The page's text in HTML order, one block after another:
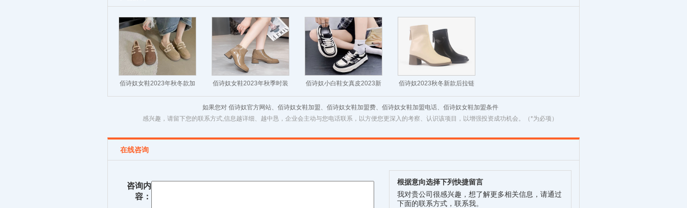
佰诗奴女鞋2023年秋冬款加
绒厚底保暖毛毛鞋时尚小皮
鞋
佰诗奴女鞋2023年秋季时装
靴漆皮时尚高跟粗跟单皮靴
子
佰诗奴小白鞋女真皮2023新
款秋休闲板鞋百搭厚底运动
鞋
佰诗奴2023秋冬新款后拉链
女靴时尚显瘦短筒靴潮流舒
适
如果您对 佰诗奴官方网站、佰诗奴女鞋加盟、佰诗奴女鞋加盟费、佰诗奴女鞋加盟电话、佰诗奴女鞋加盟条件
感兴趣，请留下您的联系方式,信息越详细、越中恳，企业会主动与您电话联系，以方便您更深入的考察、认识该项目，以增强投资成功机会。（*为必项）
在线咨询
咨询内
容：
根据意向选择下列快捷留言
我对贵公司很感兴趣，想了解更多相关信息，请通过
下面的联系方式，联系我。